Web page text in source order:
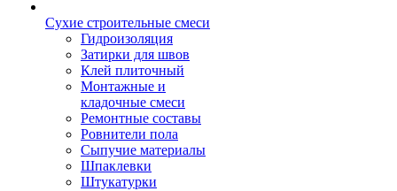
Сухие строительные смеси
Гидроизоляция
Затирки для швов
Клей плиточный
Монтажные и
кладочные смеси
Ремонтные составы
Ровнители пола
Сыпучие материалы
Шпаклевки
Штукатурки